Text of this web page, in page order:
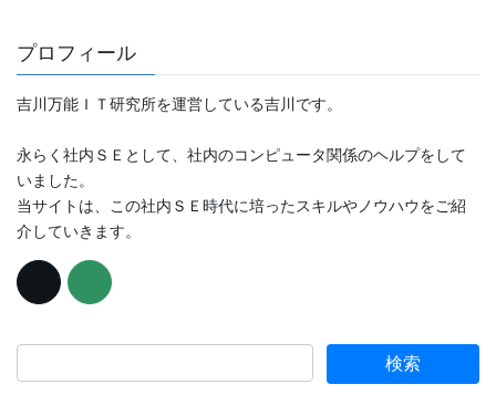
プロフィール
吉川万能ＩＴ研究所を運営している吉川です。
永らく社内ＳＥとして、社内のコンピュータ関係のヘルプをして
いました。
当サイトは、この社内ＳＥ時代に培ったスキルやノウハウをご紹
介していきます。